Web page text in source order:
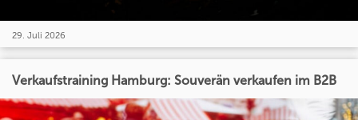
29. Juli 2026
Verkaufstraining Hamburg: Souverän verkaufen im B2B